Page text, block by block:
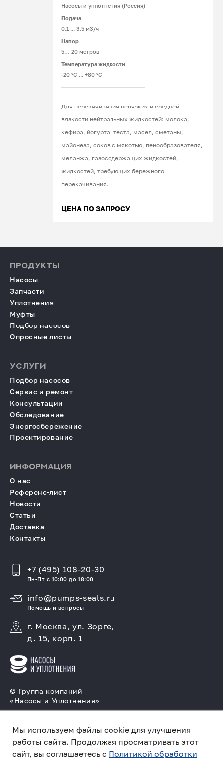
Мы используем файлы cookie для улучшения
работы сайта. Продолжая просматривать этот
сайт, вы соглашаетесь с Политикой обработки
Насосы и уплотнения (Россия)
Подача
0.1 ... 3.5 м3/ч
Напор
5… 20 метров
Температура жидкости
-20 °С ... +80 °С
Для перекачивания невязких и средней
вязкости нейтральных жидкостей: молока,
кефира, йогурта, теста, масел, сметаны,
майонеза, соков с мякотью, пенообразователя,
меланжа, газосодержащих жидкостей,
жидкостей, требующих бережного
перекачивания.
ЦЕНА ПО ЗАПРОСУ
© Группа компаний
«Насосы и Уплотнения»
торцовых уплотнений
Политика конфиденциальности
ПРОДУКТЫ
Насосы
Запчасти
Уплотнения
Муфты
Подбор насосов
Опросные листы
УСЛУГИ
Подбор насосов
Сервис и ремонт
Консультации
Обследование
Энергосбережение
Проектирование
ИНФОРМАЦИЯ
О нас
Референс-лист
Новости
Статьи
Доставка
Контакты
+7 (495) 108-20-30
Пн-Пт с 10:00 до 18:00
info@pumps-seals.ru
Помощь и вопросы
г. Москва, ул. Зорге,
д. 15, корп. 1